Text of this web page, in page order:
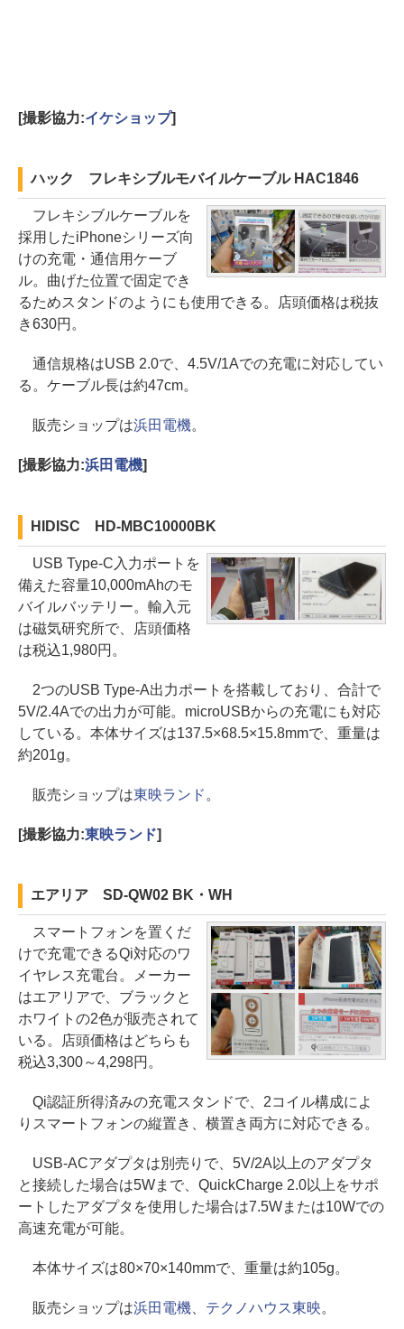
[撮影協力:イケショップ]
ハック フレキシブルモバイルケーブル HAC1846
フレキシブルケーブルを
採用したiPhoneシリーズ向
けの充電・通信用ケーブ
ル。曲げた位置で固定でき
るためスタンドのようにも使用できる。店頭価格は税抜
き630円。
通信規格はUSB 2.0で、4.5V/1Aでの充電に対応してい
る。ケーブル長は約47cm。
販売ショップは浜田電機。
[撮影協力:浜田電機]
HIDISC HD-MBC10000BK
USB Type-C入力ポートを
備えた容量10,000mAhのモ
バイルバッテリー。輸入元
は磁気研究所で、店頭価格
は税込1,980円。
2つのUSB Type-A出力ポートを搭載しており、合計で
5V/2.4Aでの出力が可能。microUSBからの充電にも対応
している。本体サイズは137.5×68.5×15.8mmで、重量は
約201g。
販売ショップは東映ランド 。
[撮影協力:東映ランド]
エアリア SD-QW02 BK・WH
スマートフォンを置くだ
けで充電できるQi対応のワ
イヤレス充電台。メーカー
はエアリアで、ブラックと
ホワイトの2色が販売されて
いる。店頭価格はどちらも
税込3,300～4,298円。
Qi認証所得済みの充電スタンドで、2コイル構成によ
りスマートフォンの縦置き、横置き両方に対応できる。
USB-ACアダプタは別売りで、5V/2A以上のアダプタ
と接続した場合は5Wまで、QuickCharge 2.0以上をサポ
ートしたアダプタを使用した場合は7.5Wまたは10Wでの
高速充電が可能。
本体サイズは80×70×140mmで、重量は約105g。
販売ショップは浜田電機、 テクノハウス東映。